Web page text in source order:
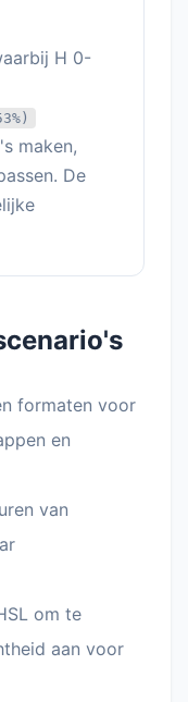
H 0-
maken,
De
formaten voor
en
van
om te
aan voor